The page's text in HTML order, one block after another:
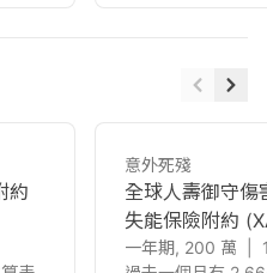
約
意外死殘
全球人壽御守傷
失能保險附約
一年期, 200 萬